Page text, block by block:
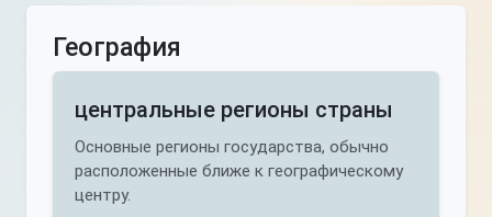
География
центральные регионы страны
Основные регионы государства, обычно
расположенные ближе к географическому
центру.